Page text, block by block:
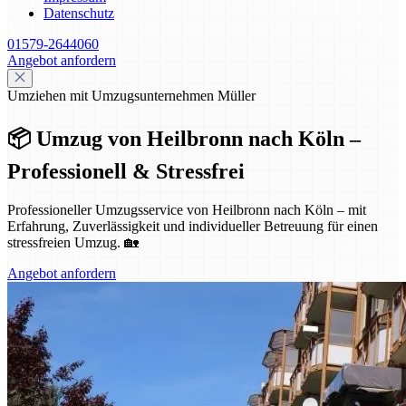
Datenschutz
01579-2644060
Angebot anfordern
Umziehen mit Umzugsunternehmen Müller
📦 Umzug von Heilbronn nach Köln –
Professionell & Stressfrei
Professioneller Umzugsservice von Heilbronn nach Köln – mit
Erfahrung, Zuverlässigkeit und individueller Betreuung für einen
stressfreien Umzug. 🏡
Angebot anfordern